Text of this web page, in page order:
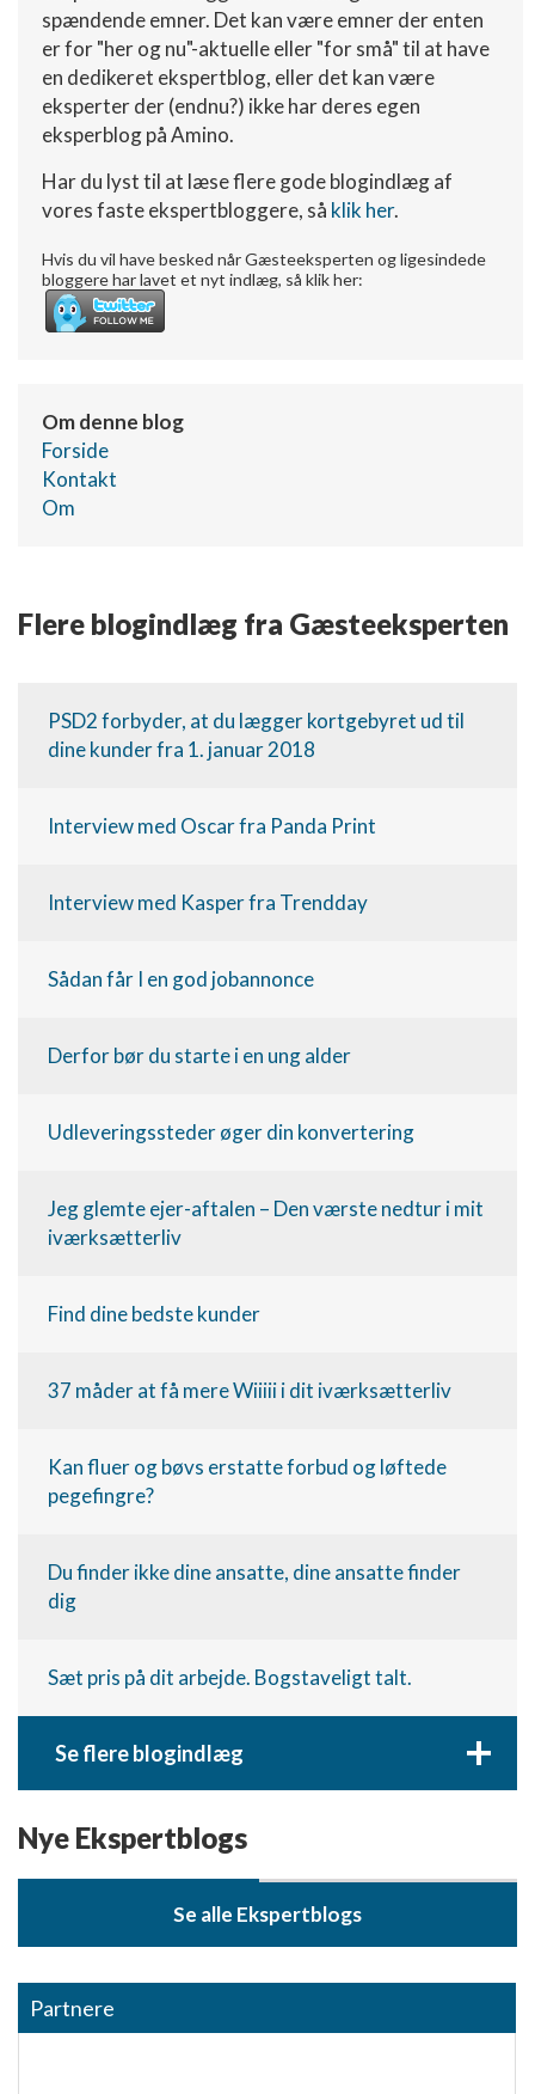
spændende emner. Det kan være emner der enten
er for "her og nu"-aktuelle eller "for små" til at have
en dedikeret ekspertblog, eller det kan være
eksperter der (endnu?) ikke har deres egen
eksperblog på Amino.
Har du lyst til at læse flere gode blogindlæg af
vores faste ekspertbloggere, så klik her.
Hvis du vil have besked når Gæsteeksperten og ligesindede
bloggere har lavet et nyt indlæg, så klik her:
Om denne blog
Forside
Kontakt
Om
Flere blogindlæg fra Gæsteeksperten
PSD2 forbyder, at du lægger kortgebyret ud til
dine kunder fra 1. januar 2018
Interview med Oscar fra Panda Print
Interview med Kasper fra Trendday
Sådan får I en god jobannonce
Derfor bør du starte i en ung alder
Udleveringssteder øger din konvertering
Jeg glemte ejer-aftalen – Den værste nedtur i mit
iværksætterliv
Find dine bedste kunder
37 måder at få mere Wiiiii i dit iværksætterliv
Kan fluer og bøvs erstatte forbud og løftede
pegefingre?
Du finder ikke dine ansatte, dine ansatte finder
dig
Sæt pris på dit arbejde. Bogstaveligt talt.
Se flere blogindlæg +
Nye Ekspertblogs
Se alle Ekspertblogs
Partnere
Måle indholdseffektivitet
Forstå målgrupper gennem statistikker eller
kombinationer af oplysninger fra forskellige
kilder
Udvikle og forbedre tjenester
Bruge begrænsede oplysninger til at vælge
IAB Special Features:
Bruge præcise geografiske
placeringsoplysninger
Ikke-IAB-behandlingsformål:
Nødvendig
Annoncering / marketing